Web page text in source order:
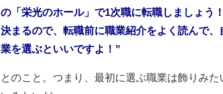
の「栄光のホール」で1次職に転職しましょう！
決まるので、転職前に職業紹介をよく読んで
業を選ぶといいですよ！ ”
とのこと。つまり、最初に選ぶ職業は飾りみ